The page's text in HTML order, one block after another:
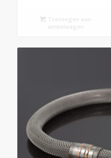
Toevoegen aan
winkelwagen